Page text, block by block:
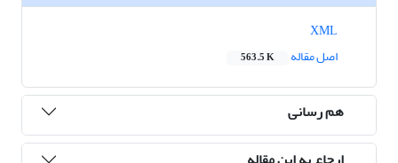
اصل مقاله
563.5 K
هم رسانی